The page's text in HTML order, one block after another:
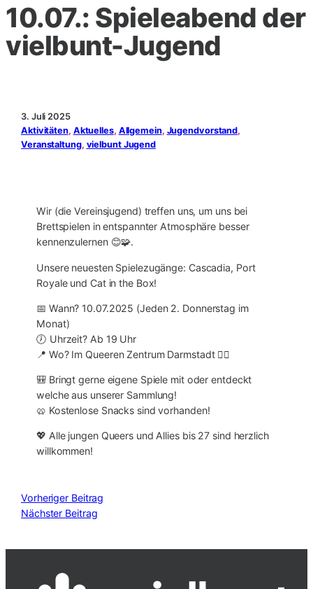
10.07.: Spieleabend der
vielbunt-Jugend
3. Juli 2025
Aktivitäten, Aktuelles, Allgemein, Jugendvorstand
Veranstaltung, vielbunt Jugend
Wir (die Vereinsjugend) treffen uns, um uns bei
Brettspielen in entspannter Atmosphäre besser
kennenzulernen 😊🧩.
Unsere neuesten Spielezugänge: Cascadia, Port
Royale und Cat in the Box!
📅 Wann? 10.07.2025 (Jeden 2. Donnerstag im
Monat)
🕖 Uhrzeit? Ab 19 Uhr
📍 Wo? Im Queeren Zentrum Darmstadt 🏳️‍🌈
🎒 Bringt gerne eigene Spiele mit oder entdeckt
welche aus unserer Sammlung!
🥨 Kostenlose Snacks sind vorhanden!
💖 Alle jungen Queers und Allies bis 27 sind herzlich
willkommen!
Vorheriger Beitrag
Nächster Beitrag